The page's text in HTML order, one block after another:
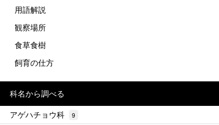
用語解説
観察場所
食草食樹
飼育の仕方
科名から調べる
アゲハチョウ科
9